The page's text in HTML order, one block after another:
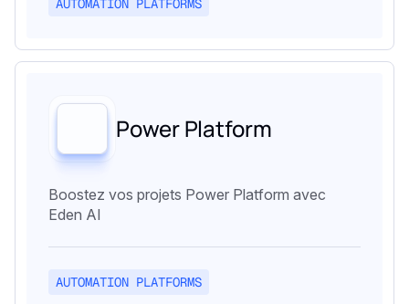
AUTOMATION PLATFORMS
Power Platform
Boostez vos projets Power Platform avec
Eden AI
AUTOMATION PLATFORMS